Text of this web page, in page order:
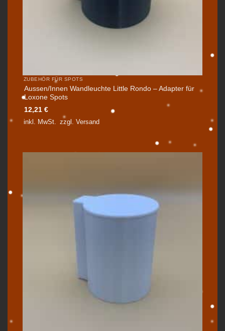
ZUBEHÖR FÜR SPOTS
Aussen/Innen Wandleuchte Little Rondo – Adapter für
Loxone Spots
12,21 €
inkl. MwSt.
zzgl. Versand